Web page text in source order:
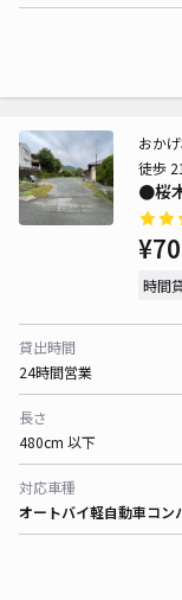
●桜
おか
徒歩
時間
貸出時間
24時間営業
長さ
480cm 以下
対応車種
オートバイ軽自動車コン